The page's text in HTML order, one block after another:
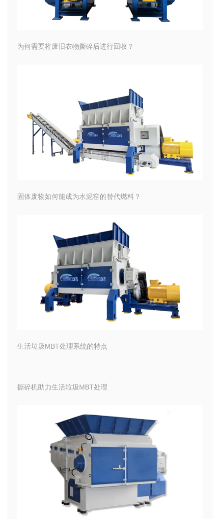
为何需要将废旧衣物撕碎后进行回收？
固体废物如何能成为水泥窑的替代燃料？
生活垃圾MBT处理系统的特点
撕碎机助力生活垃圾MBT处理